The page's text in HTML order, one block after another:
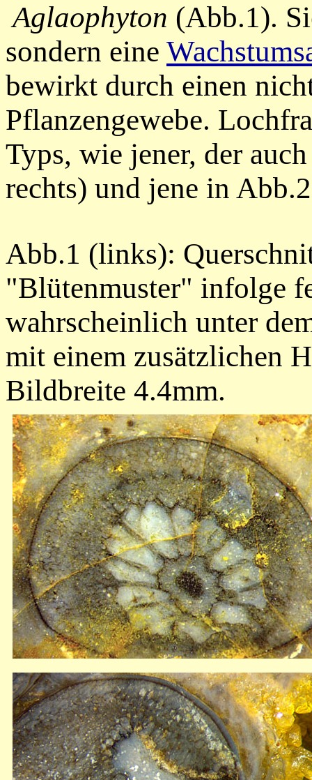
Aglaophyton (Abb.1).
sondern eine
bewirkt durch einen
Pflanzengewebe.
Typs, wie jener, der
rechts) und jene in
Abb.1 (links):
"Blütenmuster" infolge
wahrscheinlich unter
mit einem zusätzlichen
Bildbreite 4.4mm.